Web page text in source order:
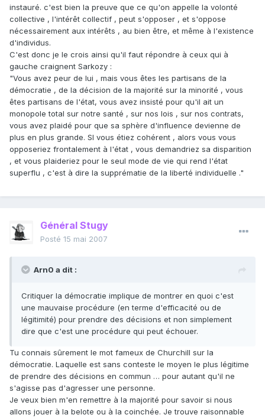
instauré. c'est bien la preuve que ce qu'on appelle la volonté
collective , l'intérêt collectif , peut s'opposer , et s'oppose
nécessairement aux intérêts , au bien être, et même à l'existence
d'individus.
C'est donc je le crois ainsi qu'il faut répondre à ceux qui à
gauche craignent Sarkozy :
"Vous avez peur de lui , mais vous êtes les partisans de la
démocratie , de la décision de la majorité sur la minorité , vous
êtes partisans de l'état, vous avez insisté pour qu'il ait un
monopole total sur notre santé , sur nos lois , sur nos contrats,
vous avez plaidé pour que sa sphère d'influence devienne de
plus en plus grande. SI vous étiez cohérent , alors vous vous
opposeriez frontalement à l'état , vous demandriez sa disparition
, et vous plaideriez pour le seul mode de vie qui rend l'état
superflu , c'est à dire la supprématie de la liberté individuelle ."
Général Stugy
Posté 15 mai 2007
Arn0 a dit :
Critiquer la démocratie implique de montrer en quoi c'est
une mauvaise procédure (en terme d'efficacité ou de
légitimité) pour prendre des décisions et non simplement
dire que c'est une procédure qui peut échouer.
Tu connais sûrement le mot fameux de Churchill sur la
démocratie. Laquelle est sans conteste le moyen le plus légitime
de prendre des décisions en commun … pour autant qu'il ne
s'agisse pas d'agresser une personne.
Je veux bien m'en remettre à la majorité pour savoir si nous
allons jouer à la belote ou à la coinchée. Je trouve raisonnable